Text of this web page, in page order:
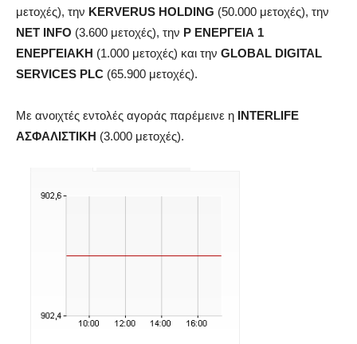
μετοχές), την KERVERUS HOLDING (50.000 μετοχές), την
NET INFO (3.600 μετοχές), την Ρ ΕΝΕΡΓΕΙΑ 1
ΕΝΕΡΓΕΙΑΚΗ (1.000 μετοχές) και την GLOBAL DIGITAL
SERVICES PLC (65.900 μετοχές).
Με ανοιχτές εντολές αγοράς παρέμεινε η INTERLIFE
ΑΣΦΑΛΙΣΤΙΚΗ (3.000 μετοχές).